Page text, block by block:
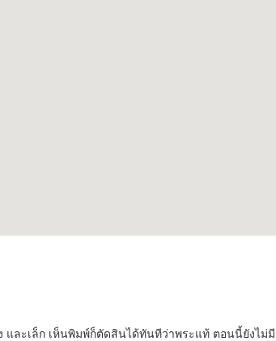
ละเล็ก เห็นพิมพ์ก็ตัดสินได้ทันทีว่าพระแท้ ตอนนี้ยังไม่มี